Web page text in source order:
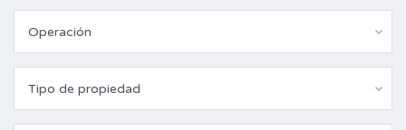
Operación
Tipo de propiedad